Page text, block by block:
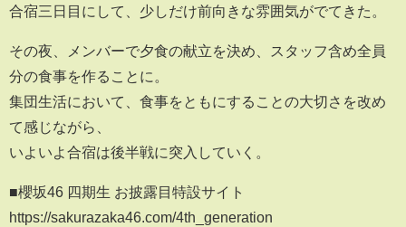
合宿三日目にして、少しだけ前向きな雰囲気がでてきた。
その夜、メンバーで夕食の献立を決め、スタッフ含め全員
分の食事を作ることに。
集団生活において、食事をともにすることの大切さを改め
て感じながら、
いよいよ合宿は後半戦に突入していく。
■櫻坂46 四期生 お披露目特設サイト
https://sakurazaka46.com/4th_generation